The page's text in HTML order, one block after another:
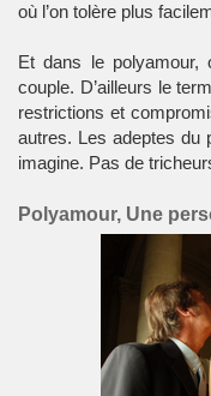
où l’on tolère plus
Et dans le polyamour,
couple. D’ailleurs le
restrictions et
autres. Les adeptes du
imagine. Pas de
Polyamour, Une